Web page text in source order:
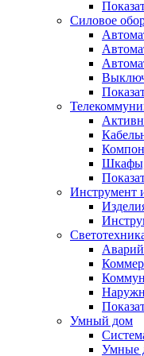
Силовое
Шкафы,
Инструмент
Умный дом
Умные